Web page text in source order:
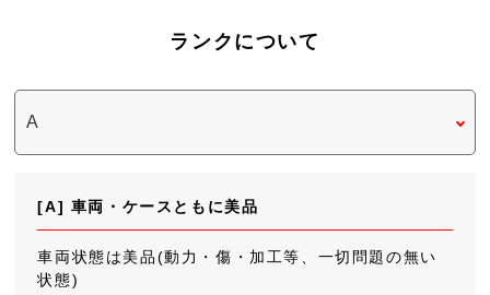
ランクについて
[A] 車両・ケースともに美品
車両状態は美品(動力・傷・加工等、一切問題の無い
状態)